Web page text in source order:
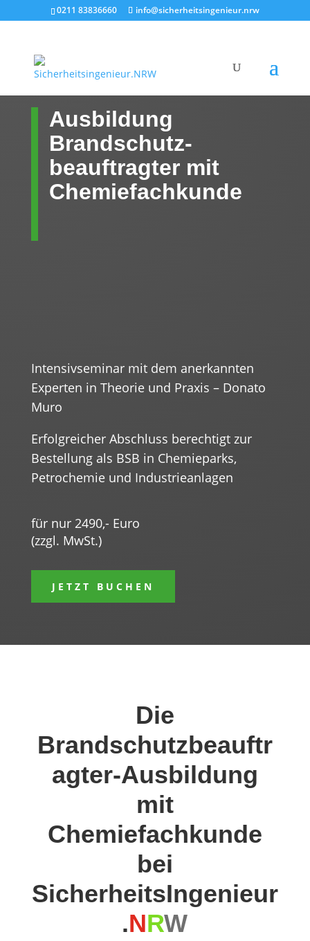
0211 83836660 info@sicherheitsingenieur.nrw
Ausbildung
Brandschutz-
beauftragter mit
Chemiefachkunde
Intensivseminar mit dem anerkannten
Experten in Theorie und Praxis – Donato
Muro
Erfolgreicher Abschluss berechtigt zur
Bestellung als BSB in Chemieparks,
Petrochemie und Industrieanlagen
für nur 2490,- Euro
(zzgl. MwSt.)
JETZT BUCHEN
Die
Brandschutzbeauftr
agter-Ausbildung
mit
Chemiefachkunde
bei
SicherheitsIngenieur
.NRW